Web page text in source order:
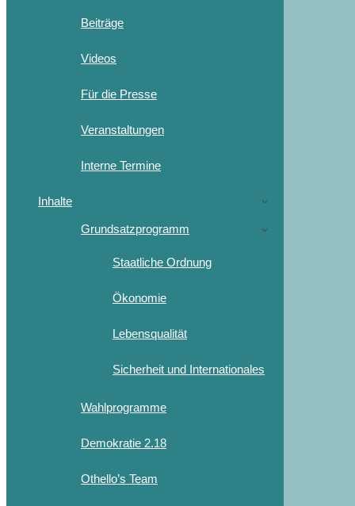
Beiträge
Videos
Für die Presse
Veranstaltungen
Interne Termine
Inhalte
Grundsatzprogramm
Staatliche Ordnung
Ökonomie
Lebensqualität
Sicherheit und Internationales
Wahlprogramme
Demokratie 2.18
Othello’s Team